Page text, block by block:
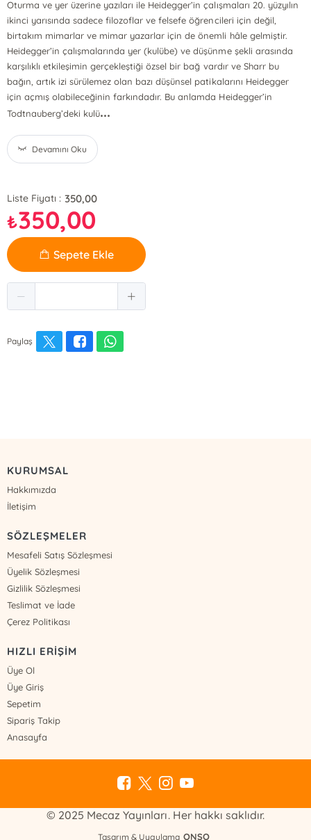
Oturma ve yer üzerine yazıları ile Heidegger’in çalışmaları 20. yüzyılın
ikinci yarısında sadece filozoflar ve felsefe öğrencileri için değil,
birtakım mimarlar ve mimar yazarlar için de önemli hâle gelmiştir.
Heidegger’in çalışmalarında yer (kulübe) ve düşünme şekli arasında
karşılıklı etkileşimin gerçekleştiği özsel bir bağ vardır ve Sharr bu
bağın, artık izi sürülemez olan bazı düşünsel patikalarını Heidegger
için açmış olabileceğinin farkındadır. Bu anlamda Heidegger’in
Todtnauberg’deki kulü...
Devamını Oku
Liste Fiyatı : 350,00
₺350,00
Sepete Ekle
Paylaş
KURUMSAL
Hakkımızda
İletişim
SÖZLEŞMELER
Mesafeli Satış Sözleşmesi
Üyelik Sözleşmesi
Gizlilik Sözleşmesi
Teslimat ve İade
Çerez Politikası
HIZLI ERİŞİM
Üye Ol
Üye Giriş
Sepetim
Sipariş Takip
Anasayfa
© 2025 Mecaz Yayınları. Her hakkı saklıdır.
Tasarım & Uygulama ONSO